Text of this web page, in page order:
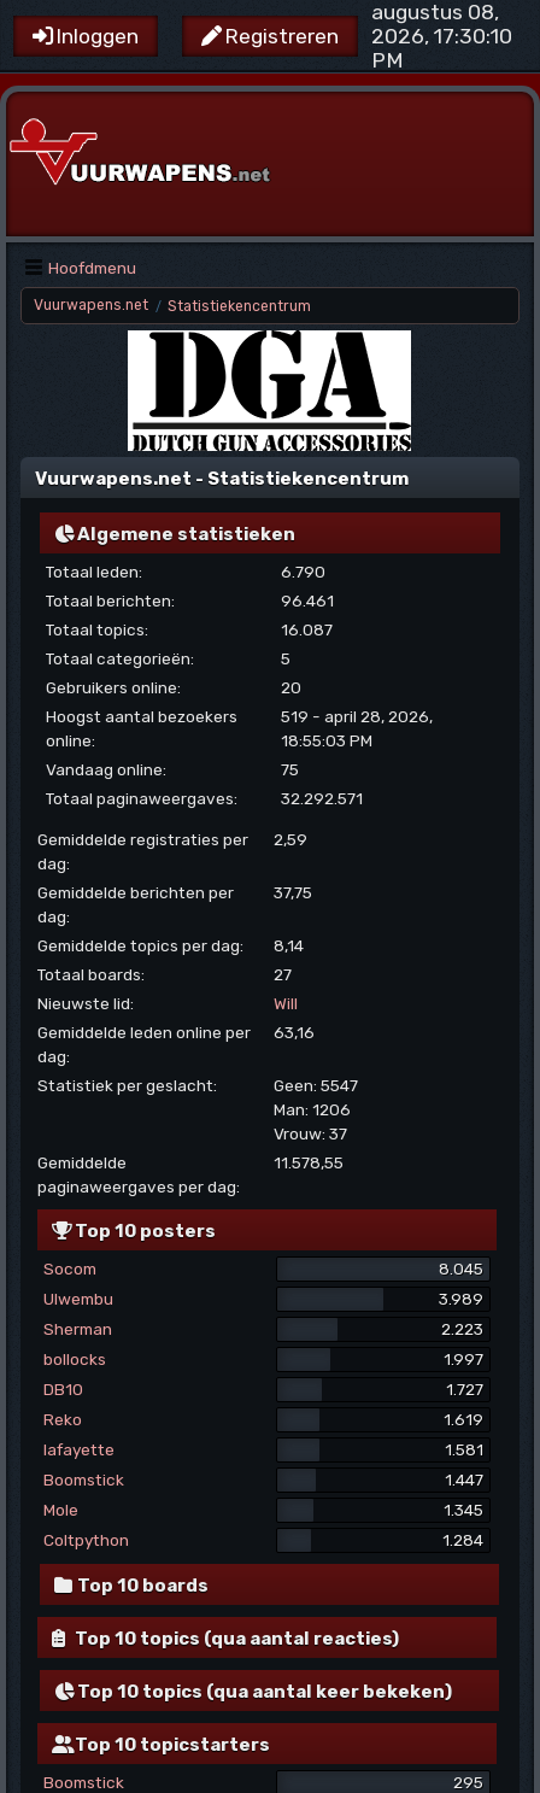
Inloggen Registreren
augustus 08,
2026, 17:30:10
PM
Hoofdmenu
Vuurwapens.net / Statistiekencentrum
Vuurwapens.net - Statistiekencentrum
Algemene statistieken
Totaal leden:
6.790
Totaal berichten:
96.461
Totaal topics:
16.087
Totaal categorieën:
5
Gebruikers online:
20
Hoogst aantal bezoekers
online:
519 - april 28, 2026,
18:55:03 PM
Vandaag online:
75
Totaal paginaweergaves:
32.292.571
Gemiddelde registraties per
dag:
2,59
Gemiddelde berichten per
dag:
37,75
Gemiddelde topics per dag:
8,14
Totaal boards:
27
Nieuwste lid:
Will
Gemiddelde leden online per
dag:
63,16
Statistiek per geslacht:
Geen: 5547
Man: 1206
Vrouw: 37
Gemiddelde
paginaweergaves per dag:
11.578,55
Top 10 posters
Socom
8.045
Ulwembu
3.989
Sherman
2.223
bollocks
1.997
DB10
1.727
Reko
1.619
lafayette
1.581
Boomstick
1.447
Mole
1.345
Coltpython
1.284
Top 10 boards
Top 10 topics (qua aantal reacties)
Top 10 topics (qua aantal keer bekeken)
Top 10 topicstarters
Boomstick
295